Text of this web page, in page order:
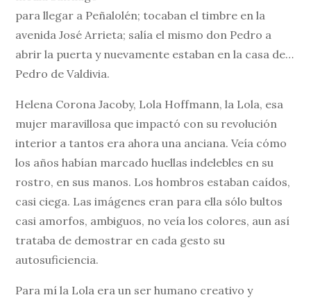
para llegar a Peñalolén; tocaban el timbre en la
avenida José Arrieta; salía el mismo don Pedro a
abrir la puerta y nuevamente estaban en la casa de…
Pedro de Valdivia.
Helena Corona Jacoby, Lola Hoffmann, la Lola, esa
mujer maravillosa que impactó con su revolución
interior a tantos era ahora una anciana. Veía cómo
los años habían marcado huellas indelebles en su
rostro, en sus manos. Los hombros estaban caídos,
casi ciega. Las imágenes eran para ella sólo bultos
casi amorfos, ambiguos, no veía los colores, aun así
trataba de demostrar en cada gesto su
autosuficiencia.
Para mí la Lola era un ser humano creativo y